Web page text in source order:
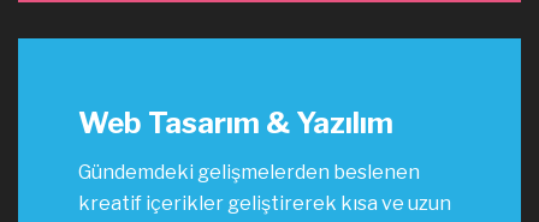
Web Tasarım & Yazılım
Gündemdeki gelişmelerden beslenen
kreatif içerikler geliştirerek kısa ve uzun